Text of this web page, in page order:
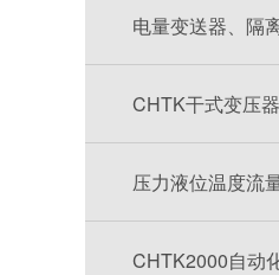
电量变送器、隔
CHTK干式变压
压力液位温度流
CHTK2000自动